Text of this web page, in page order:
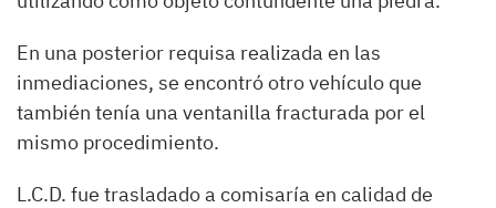
En una posterior requisa realizada en las
inmediaciones, se encontró otro vehículo que
también tenía una ventanilla fracturada por el
mismo procedimiento.
L.C.D. fue trasladado a comisaría en calidad de